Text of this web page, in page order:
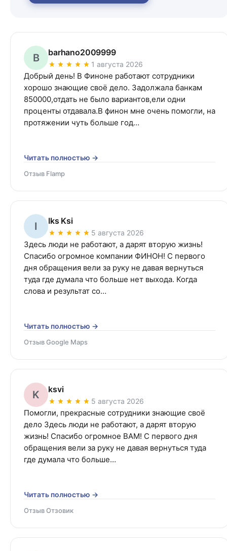
B barhano2009999
1 августа 2026
Добрый день! В Финоне работают сотрудники
хорошо знающие своё дело. Задолжала банкам
850000,отдать не было вариантов,ели одни
проценты отдавала.В финон мне очень помогли, на
протяжении чуть больше год…
Читать полностью →
Отзыв Flamp
I Iks Ksi
5 августа 2026
Здесь люди не работают, а дарят вторую жизнь!
Спасибо огромное компании ФИНОН! С первого
дня обращения вели за руку не давая вернуться
туда где думала что больше нет выхода. Когда
слова и результат со…
Читать полностью →
Отзыв Google Maps
K ksvi
5 августа 2026
Помогли, прекрасные сотрудники знающие своё
дело Здесь люди не работают, а дарят вторую
жизнь! Спасибо огромное ВАМ! С первого дня
обращения вели за руку не давая вернуться туда
где думала что больше…
Читать полностью →
Отзыв Отзовик